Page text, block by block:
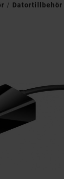
Datortillbehör